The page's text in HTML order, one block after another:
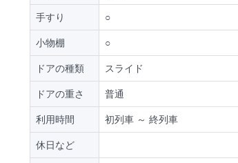
手すり
○
小物棚
○
ドアの種類
スライド
ドアの重さ
普通
利用時間
初列車 ～ 終列車
休日など